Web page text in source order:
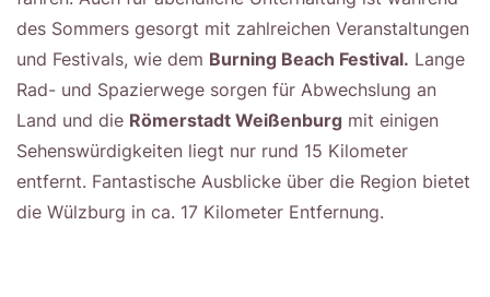
des Sommers gesorgt mit zahlreichen Veranstaltungen
und Festivals, wie dem Burning Beach Festival. Lange
Rad- und Spazierwege sorgen für Abwechslung an
Land und die Römerstadt Weißenburg mit einigen
Sehenswürdigkeiten liegt nur rund 15 Kilometer
entfernt. Fantastische Ausblicke über die Region bietet
die Wülzburg in ca. 17 Kilometer Entfernung.